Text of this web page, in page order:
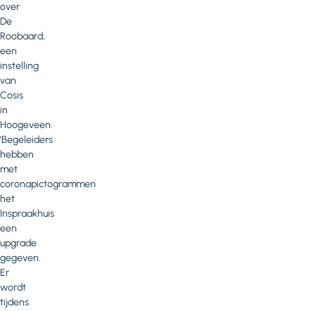
over
De
Roobaard,
een
instelling
van
Cosis
in
Hoogeveen.
'Begeleiders
hebben
met
coronapictogrammen
het
Inspraakhuis
een
upgrade
gegeven.
Er
wordt
tijdens